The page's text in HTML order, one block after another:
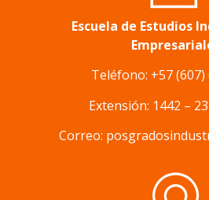
Escuela de Estudios
Teléfono: +57 (607)
Extensión: 1442 –
Correo: